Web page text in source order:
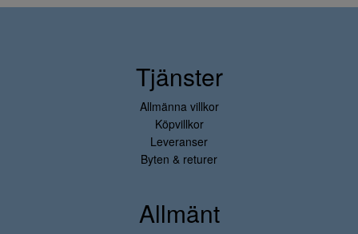
Tjänster
Allmänna villkor
Köpvillkor
Leveranser
Byten & returer
Allmänt